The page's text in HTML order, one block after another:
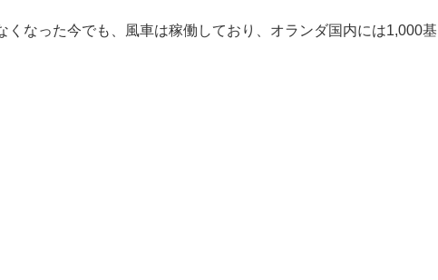
なった今でも、風車は稼働しており、オランダ国内には1,000